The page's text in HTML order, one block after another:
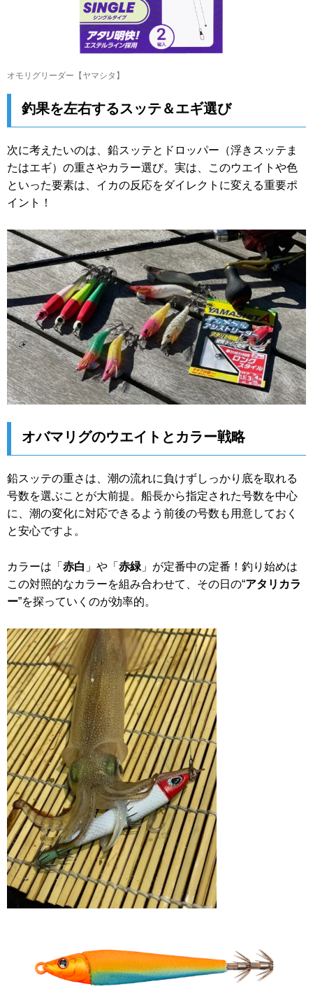
オモリグリーダー【ヤマシタ】
釣果を左右するスッテ＆エギ選び
次に考えたいのは、鉛スッテとドロッパー（浮きスッテま
たはエギ）の重さやカラー選び。実は、このウエイトや色
といった要素は、イカの反応をダイレクトに変える重要ポ
イント！
オバマリグのウエイトとカラー戦略
鉛スッテの重さは、潮の流れに負けずしっかり底を取れる
号数を選ぶことが大前提。船長から指定された号数を中心
に、潮の変化に対応できるよう前後の号数も用意しておく
と安心ですよ。
カラーは「 赤白 」や「 赤緑 」が定番中の定番！釣り始めは
この対照的なカラーを組み合わせて、その日の“アタリカラ
ー”を探っていくのが効率的。